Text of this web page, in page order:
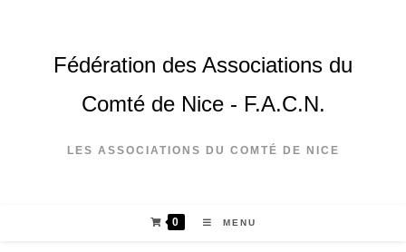
Fédération des Associations du
Comté de Nice - F.A.C.N.
LES ASSOCIATIONS DU COMTÉ DE NICE
0 MENU